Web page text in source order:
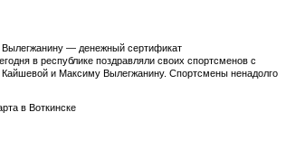
— денежный сертификат
в республике поздравляли своих спортсменов с
и Максиму Вылегжанину. Спортсмены ненадолго
в Воткинске